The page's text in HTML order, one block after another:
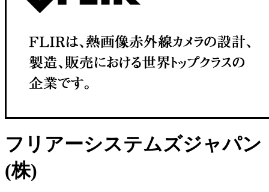
フリアーシステムズジャパン
(株)